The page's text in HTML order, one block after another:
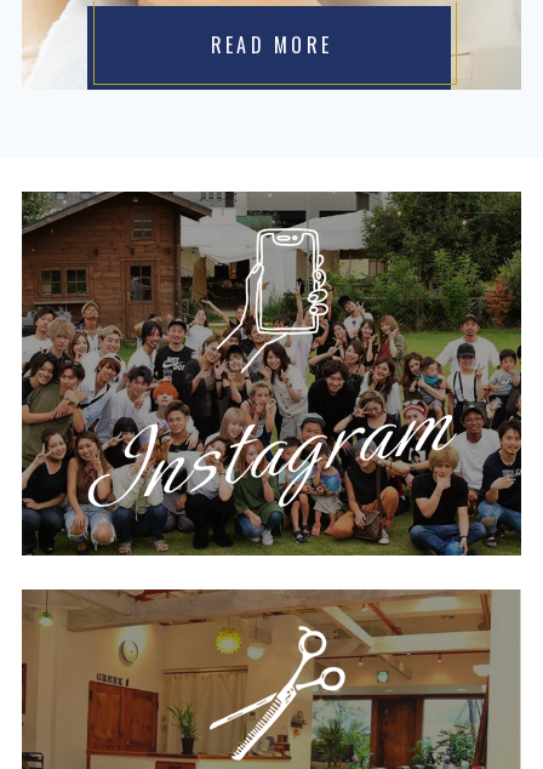
READ MORE